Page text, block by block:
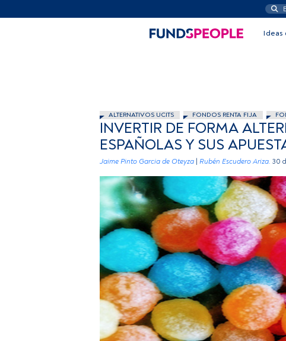
Ideas
ALTERNATIVOS UCITS FONDOS RENTA FIJA
INVERTIR DE FORMA
ESPAÑOLAS Y SUS
Jaime Pinto Garcia de Oteyza Rubén Escudero Ariza. 30